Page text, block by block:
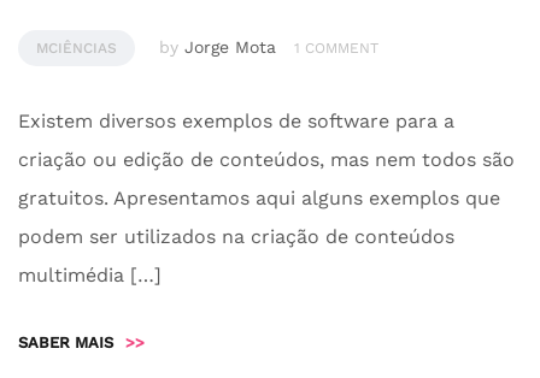
MCIÊNCIAS by Jorge Mota 1 COMMENT
Existem diversos exemplos de software para a
criação ou edição de conteúdos, mas nem todos são
gratuitos. Apresentamos aqui alguns exemplos que
podem ser utilizados na criação de conteúdos
multimédia […]
SABER MAIS >>